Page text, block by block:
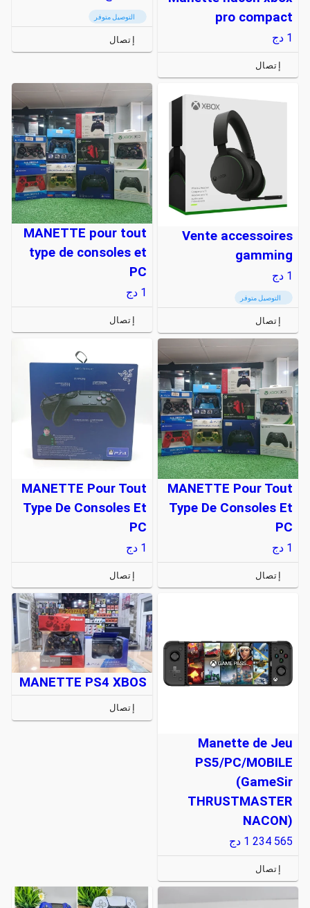
pro compact
1 دج
إتصال
التوصيل متوفر
إتصال
Vente accessoires
gamming
1 دج
التوصيل متوفر
إتصال
MANETTE pour tout
type de consoles et
PC
1 دج
إتصال
MANETTE Pour Tout
Type De Consoles Et
PC
1 دج
إتصال
MANETTE Pour Tout
Type De Consoles Et
PC
1 دج
إتصال
Manette de Jeu
PS5/PC/MOBILE
(GameSir
THRUSTMASTER
NACON)
1 234 565 دج
إتصال
MANETTE PS4 XBOS
إتصال